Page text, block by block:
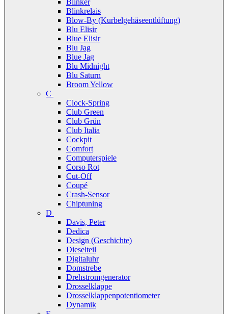
Blinker
Blinkrelais
Blow-By (Kurbelgehäseentlüftung)
Blu Elisir
Blue Elisir
Blu Jag
Blue Jag
Blu Midnight
Blu Saturn
Broom Yellow
C
Clock-Spring
Club Green
Club Grün
Club Italia
Cockpit
Comfort
Computerspiele
Corso Rot
Cut-Off
Coupé
Crash-Sensor
Chiptuning
D
Davis, Peter
Dedica
Design (Geschichte)
Dieselteil
Digitaluhr
Domstrebe
Drehstromgenerator
Drosselklappe
Drosselklappenpotentiometer
Dynamik